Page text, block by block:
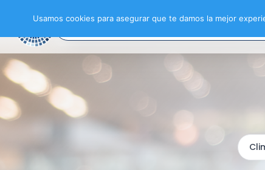
Usamos cookies para asegurar que te damos la mejor